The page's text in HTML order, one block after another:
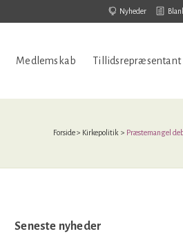
Nyheder
Medlemskab Tillidsrepræsentant
Forside> Kirkepolitik > Præstemangel
Seneste nyheder